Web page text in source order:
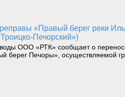
Печорский»)
ООО «РТК» сообщает о
берег Печоры», осуществляемой